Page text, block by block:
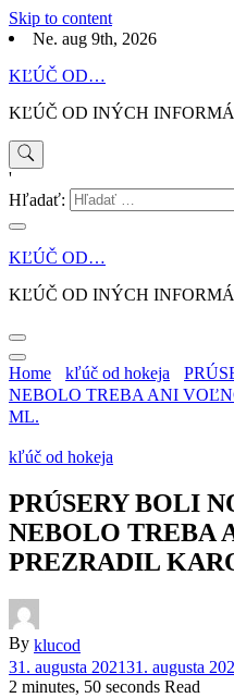
Skip to content
Ne. aug 9th, 2026
KĽÚČ OD…
KĽÚČ OD INÝCH
'
Hľadať:
KĽÚČ OD…
KĽÚČ OD INÝCH
Home kľúč od hokeja
NEBOLO TREBA ANI
ML.
kľúč od hokeja
PRÚSERY BOLI
NEBOLO TREBA
PREZRADIL
By klucod
31. augusta 202131. augusta
2 minutes, 50 seconds Read